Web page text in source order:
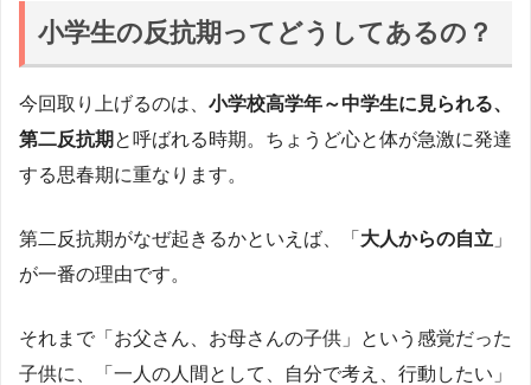
小学生の反抗期ってどうしてあるの？
今回取り上げるのは、 小学校高学年～中学生に見られる、
第二反抗期 と呼ばれる時期。ちょうど心と体が急激に発達
する思春期に重なります。
第二反抗期がなぜ起きるかといえば、「 大人からの自立 」
が一番の理由です。
それまで「お父さん、お母さんの子供」という感覚だった
子供に、「一人の人間として、自分で考え、行動したい」